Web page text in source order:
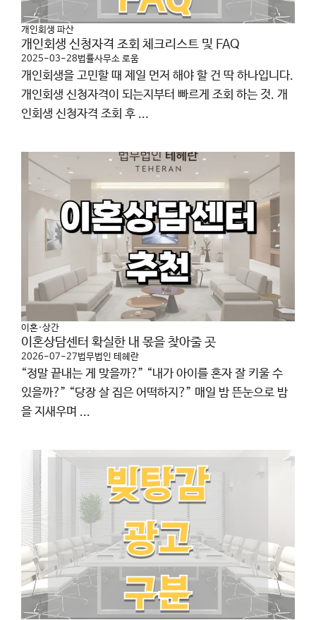
개인회생 파산
개인회생 신청자격 조회 체크리스트 및 FAQ
2025-03-28법률사무소 로움
개인회생을 고민할 때 제일 먼저 해야 할 건 딱 하나입니다.
개인회생 신청자격이 되는지부터 빠르게 조회 하는 것. 개
인회생 신청자격 조회 후 ...
이혼·상간
이혼상담센터 확실한 내 몫을 찾아줄 곳
2026-07-27법무법인 테헤란
“정말 끝내는 게 맞을까?” “내가 아이를 혼자 잘 키울 수
있을까?” “당장 살 집은 어떡하지?” 매일 밤 뜬눈으로 밤
을 지새우며 ...